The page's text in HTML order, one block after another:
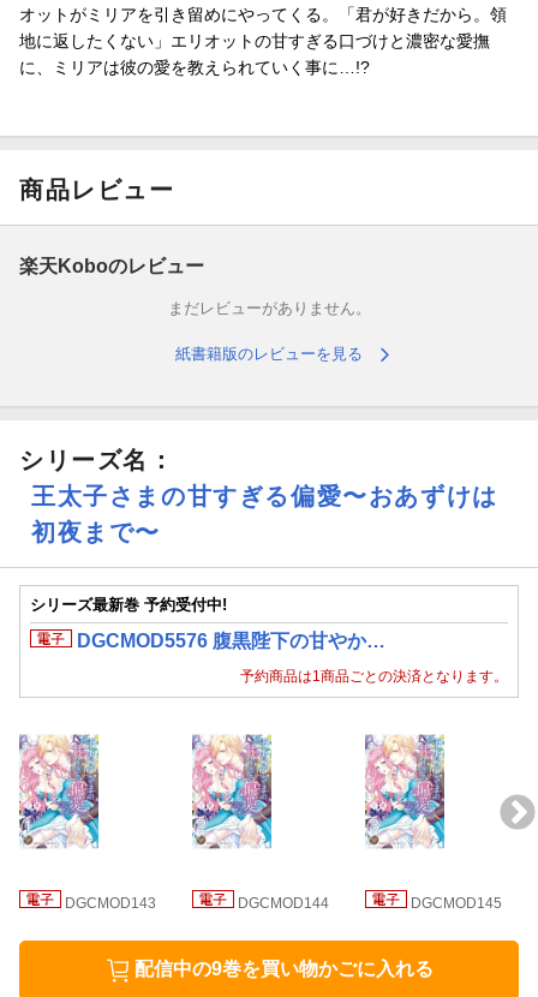
オットがミリアを引き留めにやってくる。「君が好きだから。領
地に返したくない」エリオットの甘すぎる口づけと濃密な愛撫
に、ミリアは彼の愛を教えられていく事に…!?
商品レビュー
楽天Koboのレビュー
まだレビューがありません。
紙書籍版のレビューを見る
シリーズ名：
王太子さまの甘すぎる偏愛〜おあずけは
初夜まで〜
シリーズ最新巻 予約受付中!
DGCMOD5576 腹黒陛下の甘やか…
予約商品は1商品ごとの決済となります。
DGCMOD143 DGCMOD144 DGCMOD145
配信中の9巻を買い物かごに入れる